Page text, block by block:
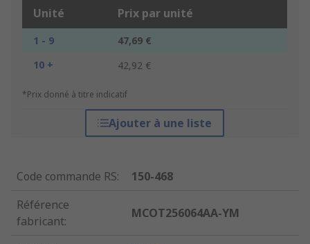
Unité Prix par unité
1 - 9
47,69 €
10 +
42,92 €
*Prix donné à titre indicatif
Ajouter à une liste
Code commande RS:
150-468
Référence
fabricant:
MCOT256064AA-YM